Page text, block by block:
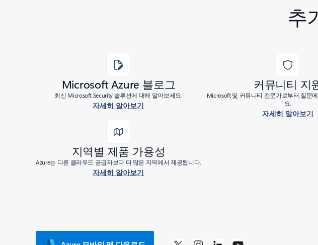
추
Microsoft Azure 블로그
최신 Microsoft Security 솔루션에 대해 알아보세요.
자세히 알아보기
커뮤니티 지
Microsoft 및 커뮤니티 전문가로부터 질문
요.
자세히 알아보기
지역별 제품 가용성
Azure는 다른 클라우드 공급자보다 더 많은 지역에서 제공됩니다.
자세히 알아보기